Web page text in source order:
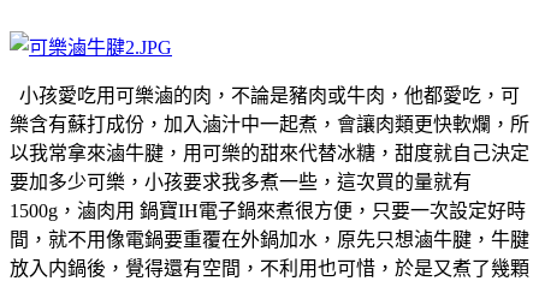
小孩愛吃用可樂滷的肉，不論是豬肉或牛肉，他都愛吃，可
樂含有蘇打成份，加入滷汁中一起煮，會讓肉類更快軟爛，所
以我常拿來滷牛腱，用可樂的甜來代替冰糖，甜度就自己決定
要加多少可樂，小孩要求我多煮一些，這次買的量就有
1500g，滷肉用 鍋寶IH電子鍋來煮很方便，只要一次設定好時
間，就不用像電鍋要重覆在外鍋加水，原先只想滷牛腱，牛腱
放入内鍋後，覺得還有空間，不利用也可惜，於是又煮了幾顆